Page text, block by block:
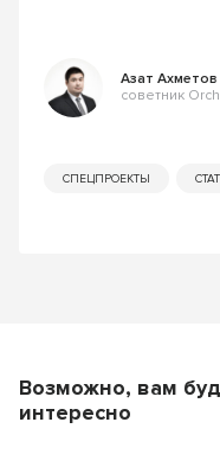
Азат Ахметов
советник
СПЕЦПРОЕКТЫ
Возможно, вам
интересно